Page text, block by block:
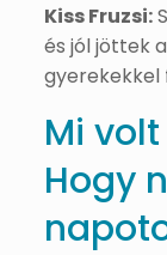
Kiss Fruzsi:
és jól jöttek
gyerekekkel
Mi
Hogy